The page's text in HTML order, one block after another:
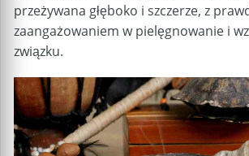
przeżywana głęboko i szczerze, z
zaangażowaniem w pielęgnowanie i
związku.